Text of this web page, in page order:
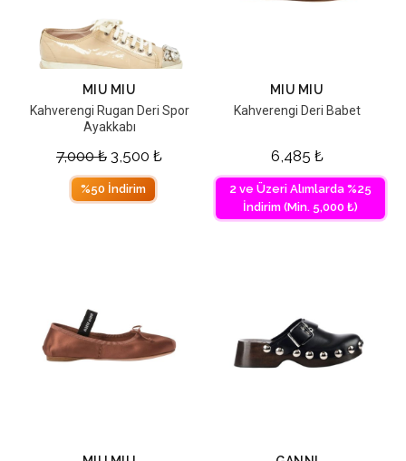
MIU MIU
Kahverengi Rugan Deri Spor
Ayakkabı
7,000₺ 3,500 ₺
%50 İndirim
MIU MIU
Kahverengi Deri Babet
6,485 ₺
2 ve Üzeri Alımlarda %25
İndirim (Min. 5,000 ₺)